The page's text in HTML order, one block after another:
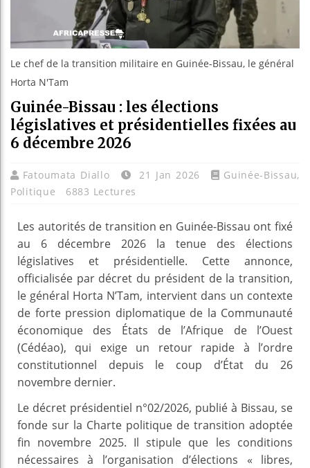
Le chef de la transition militaire en Guinée-Bissau, le général
Horta N'Tam
Guinée-Bissau : les élections
législatives et présidentielles fixées au
6 décembre 2026
Fatoumata Diallo 21 Jan 2026 Guinée-Bissau,
Politique
6883 Lectures
Les autorités de transition en Guinée-Bissau ont fixé
au 6 décembre 2026 la tenue des élections
législatives et présidentielle. Cette annonce,
officialisée par décret du président de la transition,
le général Horta N’Tam, intervient dans un contexte
de forte pression diplomatique de la Communauté
économique des États de l’Afrique de l’Ouest
(Cédéao), qui exige un retour rapide à l’ordre
constitutionnel depuis le coup d’État du 26
novembre dernier.
Le décret présidentiel n°02/2026, publié à Bissau, se
fonde sur la Charte politique de transition adoptée
fin novembre 2025. Il stipule que les conditions
nécessaires à l’organisation d’élections « libres,